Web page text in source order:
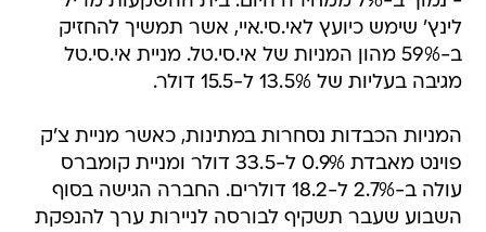
לינץ' שימש כיועץ לאי.סי.איי, אשר תמשיך להחזיק
ב-59% מהון המניות של אי.סי.טל. מניית אי.סי.טל
מגיבה בעליות של 13.5% ל-15.5 דולר.
המניות הכבדות נסחרות במתינות, כאשר מניית צ'ק
פוינט מאבדת 0.9% ל-33.5 דולר ומניית קומברס
עולה ב-2.7% ל-18.2 דולרים. החברה הגישה בסוף
השבוע שעבר תשקיף לבורסה לניירות ערך להנפקת